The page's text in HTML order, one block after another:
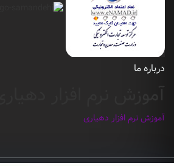
درباره ما
آموزش نرم افزار دهیاری